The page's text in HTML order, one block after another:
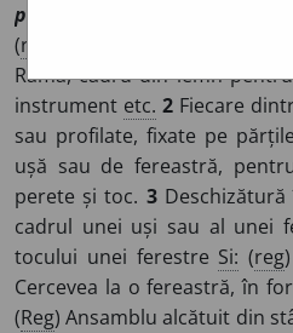
perv
(reg
Ramă, cadru din lemn
instrument etc. 2Fiecare
sau profilate, fixate pe
ușă sau de fereastră,
perete și toc. 3
cadrul unei uși sau al unei
tocului unei ferestre Si: (reg)
Cercevea la o fereastră, în
(Reg) Ansamblu alcătuit din